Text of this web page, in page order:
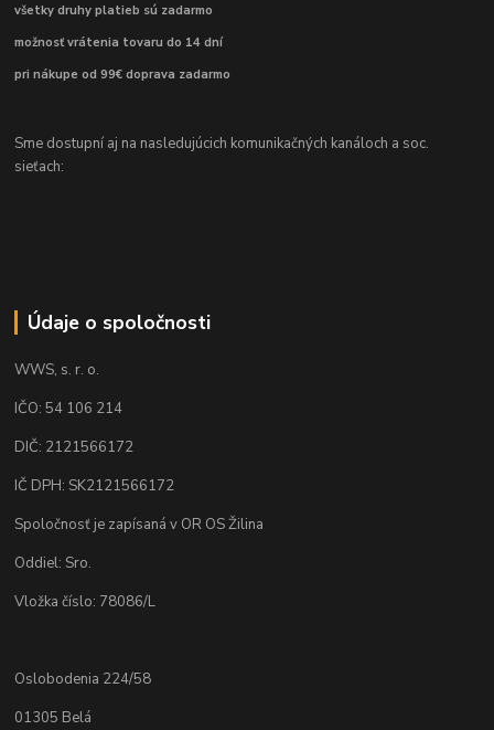
všetky druhy platieb sú zadarmo
možnosť vrátenia tovaru do 14 dní
pri nákupe od 99€ doprava zadarmo
Sme dostupní aj na nasledujúcich komunikačných kanáloch a soc.
sieťach:
Údaje o spoločnosti
WWS, s. r. o.
IČO: 54 106 214
DIČ: 2121566172
IČ DPH: SK2121566172
Spoločnosť je zapísaná v OR OS Žilina
Oddiel: Sro.
Vložka číslo: 78086/L
Oslobodenia 224/58
01305 Belá